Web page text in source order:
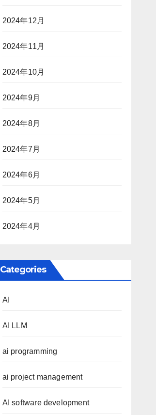
2024年12月
2024年11月
2024年10月
2024年9月
2024年8月
2024年7月
2024年6月
2024年5月
2024年4月
Categories
AI
AI LLM
ai programming
ai project management
AI software development